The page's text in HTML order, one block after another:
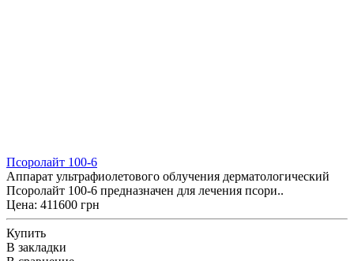
Псоролайт 100-6
Аппарат ультрафиолетового облучения дерматологический
Псоролайт 100-6 предназначен для лечения псори..
Цена: 411600 грн
Купить
В закладки